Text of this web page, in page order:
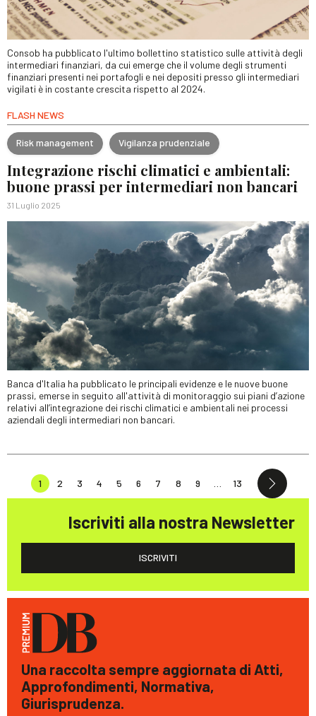
Consob ha pubblicato l'ultimo bollettino statistico sulle attività degli
intermediari finanziari, da cui emerge che il volume degli strumenti
finanziari presenti nei portafogli e nei depositi presso gli intermediari
vigilati è in costante crescita rispetto al 2024.
FLASH NEWS
Risk management Vigilanza prudenziale
Integrazione rischi climatici e ambientali:
buone prassi per intermediari non bancari
31 Luglio 2025
Banca d'Italia ha pubblicato le principali evidenze e le nuove buone
prassi, emerse in seguito all'attività di monitoraggio sui piani d’azione
relativi all’integrazione dei rischi climatici e ambientali nei processi
aziendali degli intermediari non bancari.
1 2 3 4 5 6 7 8 9 13
Iscriviti alla nostra Newsletter
ISCRIVITI
Una raccolta sempre aggiornata di Atti,
Approfondimenti, Normativa,
Giurisprudenza.